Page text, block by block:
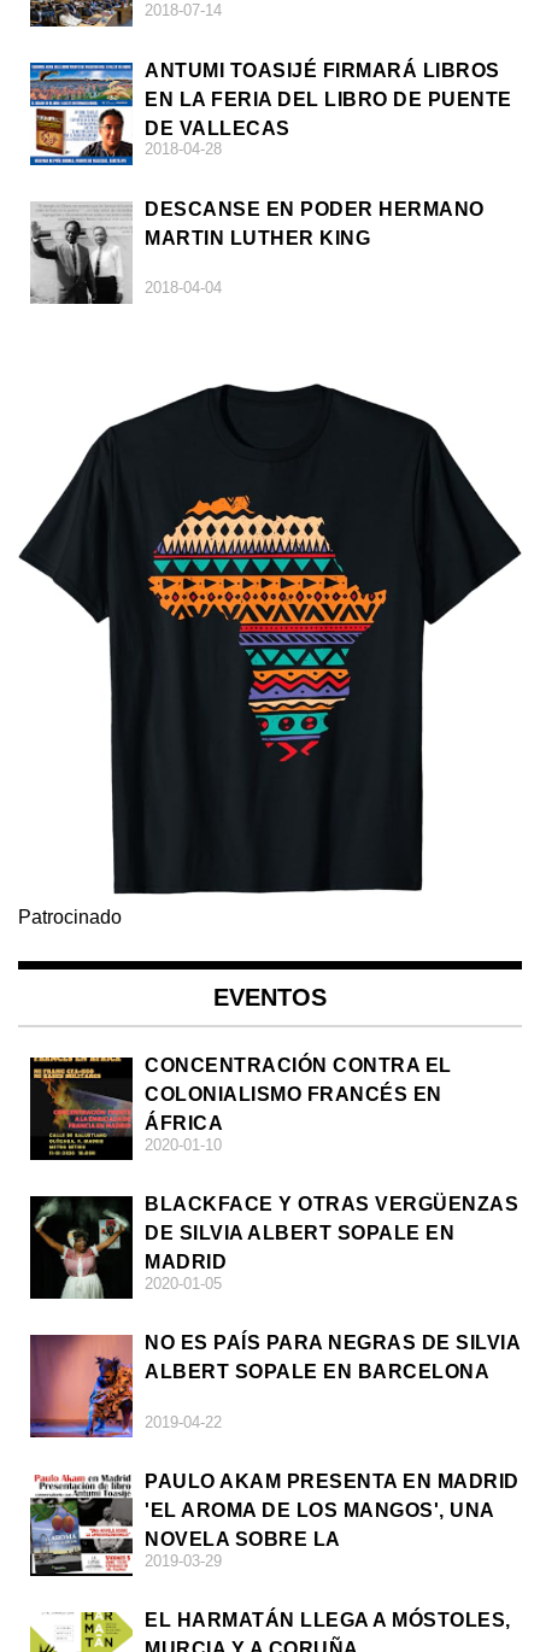
2018-07-14
ANTUMI TOASIJÉ FIRMARÁ LIBROS
EN LA FERIA DEL LIBRO DE PUENTE
DE VALLECAS
2018-04-28
DESCANSE EN PODER HERMANO
MARTIN LUTHER KING
2018-04-04
Patrocinado
EVENTOS
CONCENTRACIÓN CONTRA EL
COLONIALISMO FRANCÉS EN
ÁFRICA
2020-01-10
BLACKFACE Y OTRAS VERGÜENZAS
DE SILVIA ALBERT SOPALE EN
MADRID
2020-01-05
NO ES PAÍS PARA NEGRAS DE SILVIA
ALBERT SOPALE EN BARCELONA
2019-04-22
PAULO AKAM PRESENTA EN MADRID
'EL AROMA DE LOS MANGOS', UNA
NOVELA SOBRE LA
AFRODESCENDENCIA
2019-03-29
EL HARMATÁN LLEGA A MÓSTOLES,